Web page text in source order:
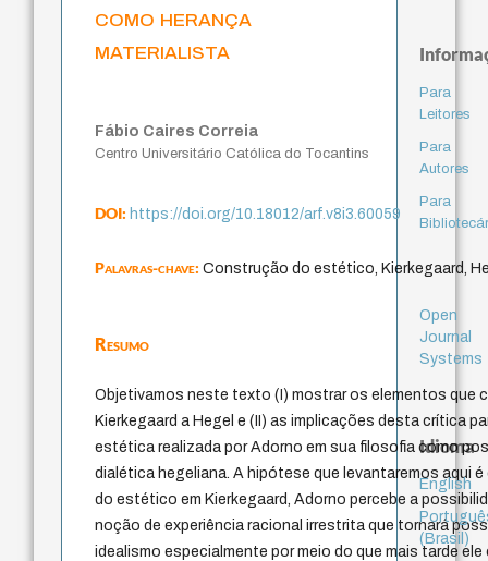
como herança
materialista
Fábio Caires Correia
Centro Universitário Católica do Tocantins
DOI:https://doi.org/10.18012/arf.v8i3.60059
Palavras-chave:Construção do estético, Kierkegaard,
Resumo
Objetivamos neste texto (I) mostrar os elementos que
Kierkegaard a Hegel e (II) as implicações desta crítica
estética realizada por Adorno em sua filosofia como
dialética hegeliana. A hipótese que levantaremos aqui
do estético em Kierkegaard, Adorno percebe a
noção de experiência racional irrestrita que tornará
idealismo especialmente por meio do que mais tarde
Para
Leitores
Para
Autores
Para
Open
Journal
Systems
Idioma
English
(Brasil)